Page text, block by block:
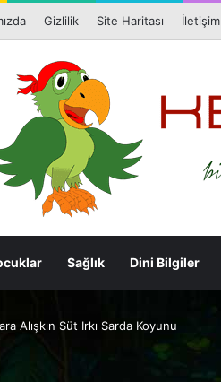
Gizlilik Site Haritası İletişim
Sağlık Dini Bilgiler
Alışkın Süt Irkı Sarda Koyunu